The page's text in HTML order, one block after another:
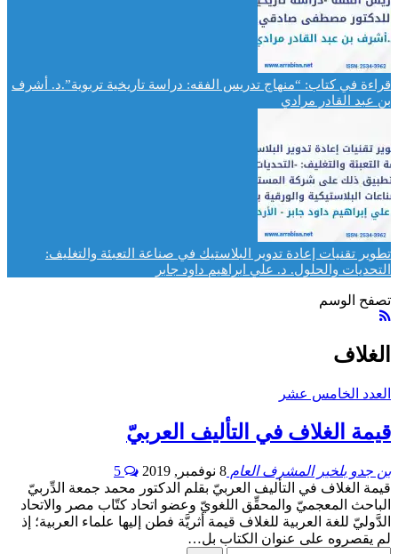
قراءة في كتاب: “منهاج تدريس الفقه: دراسة تاريخية تربوية”.د. أشرف
بن عبد القادر مرادي
تطوير تقنيات إعادة تدوير البلاستيك في صناعة التعبئة والتغليف:
التحديات والحلول. د. علي ابراهيم داود جابر
تصفح الوسم
الغلاف
العدد الخامس عشر
قيمة الغلاف في التأليف العربيّ
بن جدو بلخير المشرف العام 8 نوفمبر, 2019
قيمة الغلاف في التأليف العربيّ بقلم الدكتور محمد جمعة الدِّربيّ
الباحث المعجميّ والمحقِّق اللغويّ وعضو اتحاد كتّاب مصر والاتحاد
الدَّوليّ للغة العربية للغلاف قيمة أثريَّة فطن إليها علماء العربية؛ إذ
لم يقصروه على عنوان الكتاب بل…